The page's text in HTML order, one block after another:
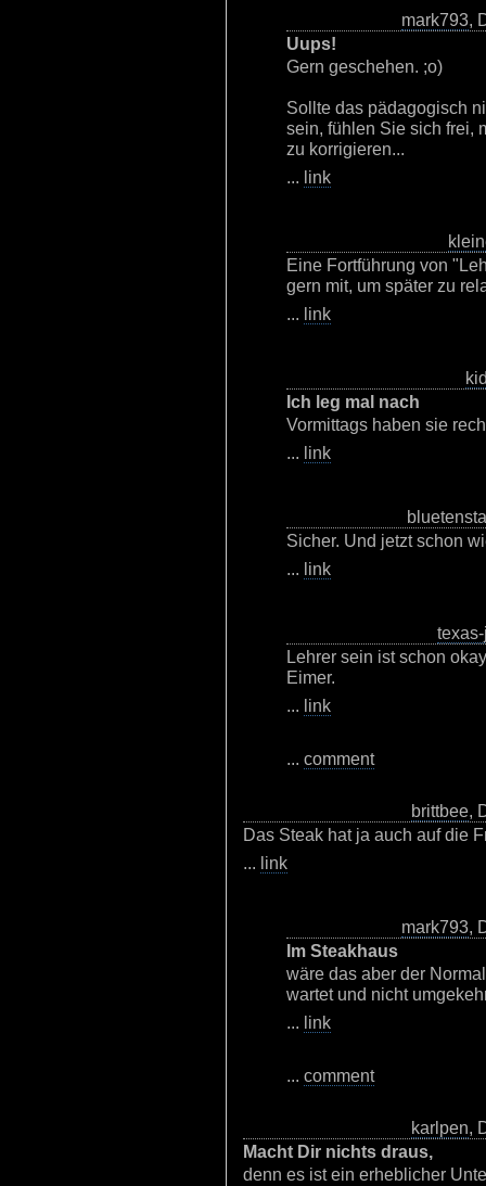
mark793,
Uups!
Gern geschehen. ;o)
Sollte das pädagogisch
sein, fühlen Sie sich frei,
zu korrigieren...
... link
Eine Fortführung von
gern mit, um später zu
... link
Ich leg mal nach
Vormittags haben sie
... link
Sicher. Und jetzt schon
... link
Lehrer sein ist schon
Eimer.
... link
... comment
brittbee,
Das Steak hat ja auch auf die
... link
mark793,
Im Steakhaus
wäre das aber der
wartet und nicht
... link
... comment
karlpen,
Macht Dir nichts draus,
denn es ist ein erheblicher